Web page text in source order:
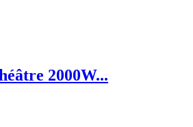
2000W...